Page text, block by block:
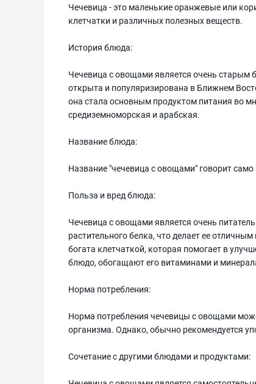
Чечевица - это маленькие оранжевые или
клетчатки и различных полезных веществ.
История блюда:
Чечевица с овощами является очень
открыта и популяризирована в Ближнем
она стала основным продуктом питания во
средиземноморская и арабская.
Название блюда:
Название "чечевица с овощами" говорит
Польза и вред блюда:
Чечевица с овощами является очень
растительного белка, что делает ее
богата клетчаткой, которая помогает в
блюдо, обогащают его витаминами и
Норма потребления:
Норма потребления чечевицы с овощами
организма. Однако, обычно рекомендуется
Сочетание с другими блюдами и продуктами: